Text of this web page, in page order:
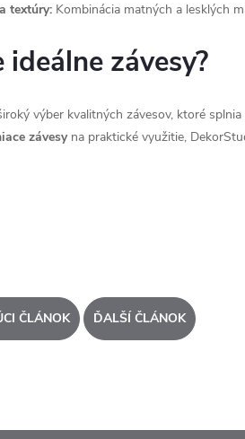
textúry: Kombinácia matných a lesklých
závesy?
výber kvalitných závesov, ktoré
závesyna praktické využitie,
ČLÁNOK ĎALŠÍ ČLÁNOK